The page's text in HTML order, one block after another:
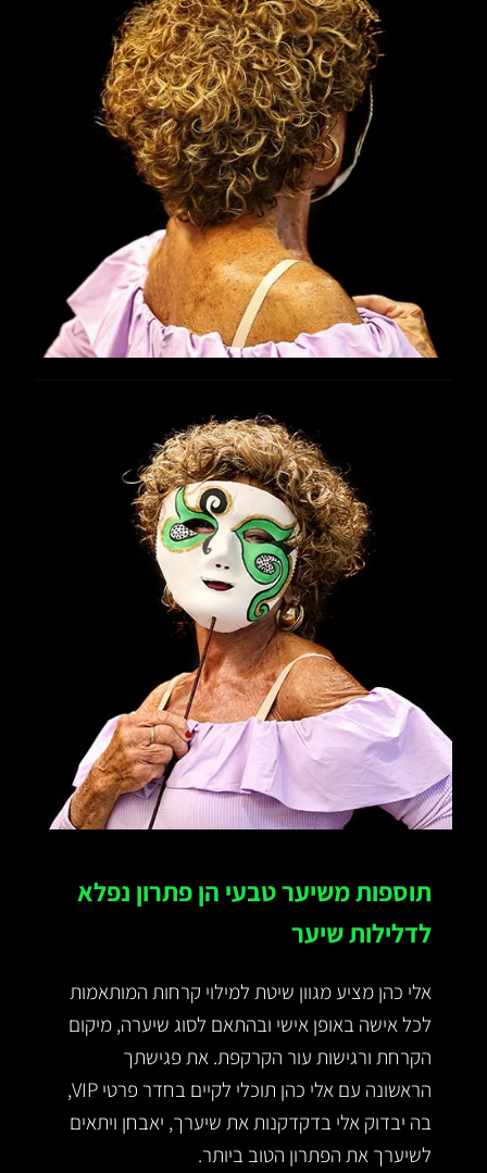
תוספות משיער טבעי הן פתרון נפלא
לדלילות שיער
אלי כהן מציע מגוון שיטת למילוי קרחות המותאמות
לכל אישה באופן אישי ובהתאם לסוג שיערה, מיקום
הקרחת ורגישות עור הקרקפת. את פגישתך
הראשונה עם אלי כהן תוכלי לקיים בחדר פרטי VIP,
בה יבדוק אלי בדקדקנות את שיערך, יאבחן ויתאים
לשיערך את הפתרון הטוב ביותר.